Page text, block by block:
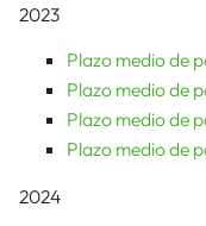
2023
Plazo medio de
Plazo medio de
Plazo medio de
Plazo medio de
2024